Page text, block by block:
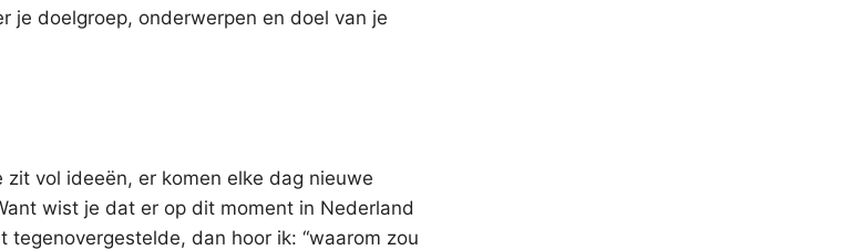
je doelgroep, onderwerpen en doel van je
vol ideeën, er komen elke dag nieuwe
wist je dat er op dit moment in Nederland
dan hoor ik: “waarom zou